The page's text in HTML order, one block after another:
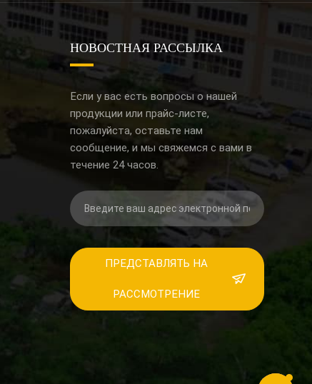
НОВОСТНАЯ РАССЫЛКА
Если у вас есть вопросы о нашей
продукции или прайс-листе,
пожалуйста, оставьте нам
сообщение, и мы свяжемся с вами в
течение 24 часов.
ПРЕДСТАВЛЯТЬ НА
РАССМОТРЕНИЕ